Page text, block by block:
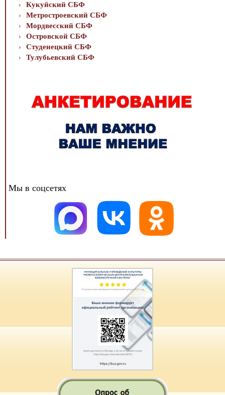
Кукуйский СБФ
Метростроевский СБФ
Мордвесский СБФ
Островской СБФ
Студенецкий СБФ
Тулубьевский СБФ
Мы в соцсетях